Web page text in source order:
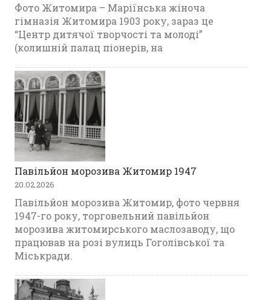
Фото Житомира – Маріїнська жіноча
гімназія Житомира 1903 року, зараз це
“Центр дитячої творчості та молоді”
(колишній палац піонерів, на
Павільйон морозива Житомир 1947
20.02.2026
Павільйон морозива Житомир, фото червня
1947-го року, торговельний павільйон
морозива житомирського маслозаводу, що
працював на розі вулиць Гоголівської та
Міськради.